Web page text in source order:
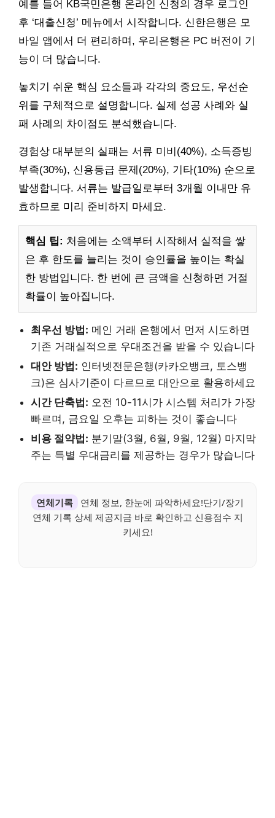
예를 들어 KB국민은행 온라인 신청의 경우 로그인
후 ‘대출신청’ 메뉴에서 시작합니다. 신한은행은 모
바일 앱에서 더 편리하며, 우리은행은 PC 버전이 기
능이 더 많습니다.
놓치기 쉬운 핵심 요소들과 각각의 중요도, 우선순
위를 구체적으로 설명합니다. 실제 성공 사례와 실
패 사례의 차이점도 분석했습니다.
경험상 대부분의 실패는 서류 미비(40%), 소득증빙
부족(30%), 신용등급 문제(20%), 기타(10%) 순으로
발생합니다. 서류는 발급일로부터 3개월 이내만 유
효하므로 미리 준비하지 마세요.
핵심 팁: 처음에는 소액부터 시작해서 실적을 쌓
은 후 한도를 늘리는 것이 승인률을 높이는 확실
한 방법입니다. 한 번에 큰 금액을 신청하면 거절
확률이 높아집니다.
최우선 방법: 메인 거래 은행에서 먼저 시도하면
기존 거래실적으로 우대조건을 받을 수 있습니다
대안 방법: 인터넷전문은행(카카오뱅크, 토스뱅
크)은 심사기준이 다르므로 대안으로 활용하세요
시간 단축법: 오전 10-11시가 시스템 처리가 가장
빠르며, 금요일 오후는 피하는 것이 좋습니다
비용 절약법: 분기말(3월, 6월, 9월, 12월) 마지막
주는 특별 우대금리를 제공하는 경우가 많습니다
연체기록
연체 정보, 한눈에 파악하세요!단기/장기
연체 기록 상세 제공지금 바로 확인하고 신용점수 지
키세요!